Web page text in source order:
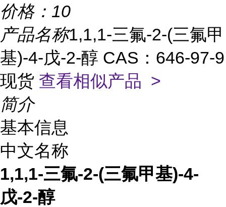
价格： 10
产品名称1,1,1-三氟-2-(三氟甲
基)-4-戊-2-醇 CAS：646-97-9
现货 查看相似产品 >
简介
基本信息
中文名称
1,1,1-三氟-2-(三氟甲基)-4-
戊-2-醇